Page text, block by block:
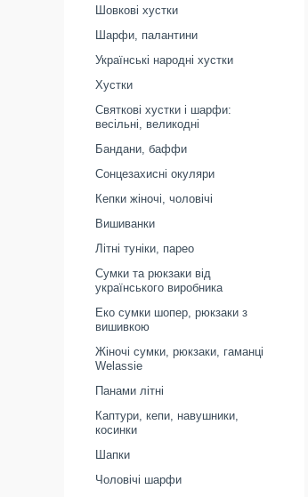
Шовкові хустки
Шарфи, палантини
Українські народні хустки
Хустки
Святкові хустки і шарфи:
весільні, великодні
Бандани, баффи
Сонцезахисні окуляри
Кепки жіночі, чоловічі
Вишиванки
Літні туніки, парео
Сумки та рюкзаки від
українського виробника
Еко сумки шопер, рюкзаки з
вишивкою
Жіночі сумки, рюкзаки, гаманці
Welassie
Панами літні
Каптури, кепи, навушники,
косинки
Шапки
Чоловічі шарфи